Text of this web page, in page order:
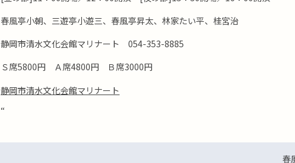
春風亭小朝、三遊亭小遊三、春風亭昇太、林家たい平、桂宮治
静岡市清水文化会館マリナート 054-353-8885
Ｓ席5800円 Ａ席4800円 Ｂ席3000円
静岡市清水文化会館マリナート
“
春